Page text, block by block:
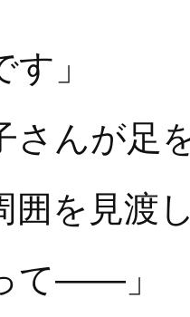
す」
んが足
を見渡
て――」